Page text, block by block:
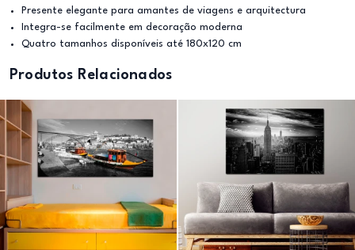
Presente elegante para amantes de viagens e arquitectura
Integra-se facilmente em decoração moderna
Quatro tamanhos disponíveis até 180x120 cm
Produtos Relacionados